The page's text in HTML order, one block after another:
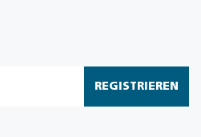
REGISTRIEREN